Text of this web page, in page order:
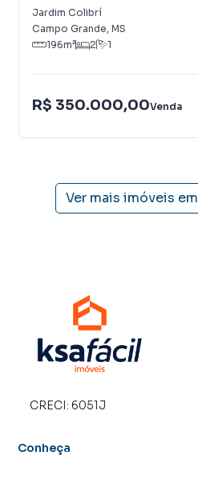
Jardim Colibrí
Campo Grande, MS
196m² 2 1
R$ 350.000,00Venda
Ver mais imóveis em
CRECI: 6051J
Conheça